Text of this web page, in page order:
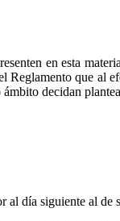
en esta
Reglamento que al
decidan
al día siguiente al